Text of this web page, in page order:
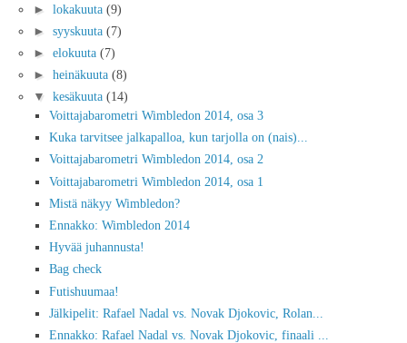
► lokakuuta (9)
► syyskuuta (7)
► elokuuta (7)
► heinäkuuta (8)
▼ kesäkuuta (14)
Voittajabarometri Wimbledon 2014, osa 3
Kuka tarvitsee jalkapalloa, kun tarjolla on (nais)...
Voittajabarometri Wimbledon 2014, osa 2
Voittajabarometri Wimbledon 2014, osa 1
Mistä näkyy Wimbledon?
Ennakko: Wimbledon 2014
Hyvää juhannusta!
Bag check
Futishuumaa!
Jälkipelit: Rafael Nadal vs. Novak Djokovic, Rolan...
Ennakko: Rafael Nadal vs. Novak Djokovic, finaali ...